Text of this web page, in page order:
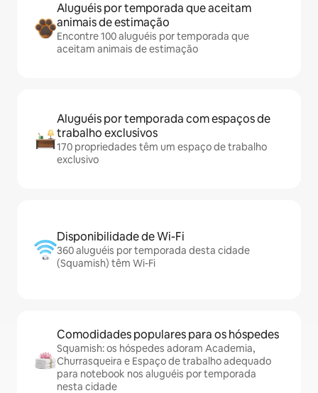
Aluguéis por temporada que aceitam
animais de estimação
Encontre 100 aluguéis por temporada que
aceitam animais de estimação
Aluguéis por temporada com espaços de
trabalho exclusivos
170 propriedades têm um espaço de trabalho
exclusivo
Disponibilidade de Wi-Fi
360 aluguéis por temporada desta cidade
(Squamish) têm Wi-Fi
Comodidades populares para os hóspedes
Squamish: os hóspedes adoram Academia,
Churrasqueira e Espaço de trabalho adequado
para notebook nos aluguéis por temporada
nesta cidade